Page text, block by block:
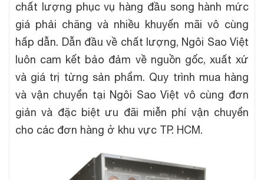
chất lượng phục vụ hàng đầu song hành mức
giá phải chăng và nhiều khuyến mãi vô cùng
hấp dẫn. Dẫn đầu về chất lượng, Ngôi Sao Việt
luôn cam kết bảo đảm về nguồn gốc, xuất xứ
và giá trị từng sản phẩm. Quy trình mua hàng
và vận chuyển tại Ngôi Sao Việt vô cùng đơn
giản và đặc biệt ưu đãi miễn phí vận chuyển
cho các đơn hàng ở khu vực TP. HCM.